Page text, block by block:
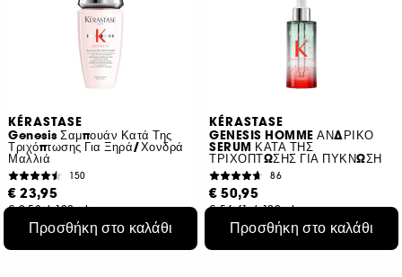
KÉRASTASE
Genesis Σαμπουάν Κατά Της
Τριχόπτωσης Για Ξηρά/Χονδρά
Μαλλιά
150
€ 23,95
€ 9,58 /100ml
Προσθήκη στο καλάθι
KÉRASTASE
GENESIS HOMME ΑΝΔΡΙΚΟ
SERUM ΚΑΤΑ ΤΗΣ
ΤΡΙΧΟΠΤΩΣΗΣ ΓΙΑ ΠΥΚΝΩΣΗ
86
€ 50,95
€ 56,61 /100ml
Προσθήκη στο καλάθι